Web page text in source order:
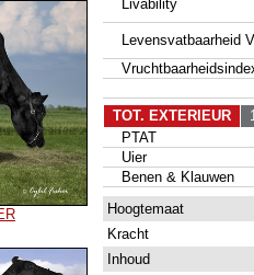
Livability
Levensvatbaarheid
TOT. EXTERIEUR
PTAT
Uier
Benen & Klauwen
Hoogtemaat
Kracht
Inhoud